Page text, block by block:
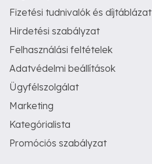
Fizetési tudnivalók és díjtáblázat
Hirdetési szabályzat
Felhasználási feltételek
Adatvédelmi beállítások
Ügyfélszolgálat
Marketing
Kategórialista
Promóciós szabályzat